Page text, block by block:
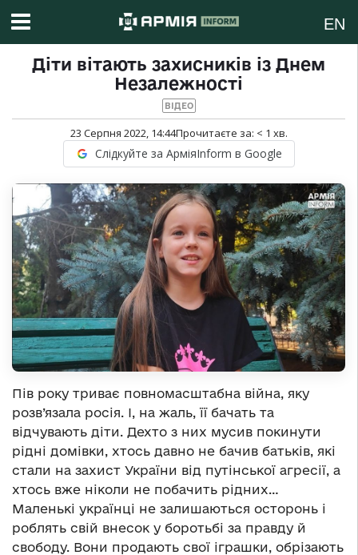
EN
Діти вітають захисників із Днем
Незалежності
ВІДЕО
23 Серпня 2022, 14:44Прочитаєте за: < 1 хв.
Слідкуйте за АрміяInform в Google
Пів року триває повномасштабна війна, яку
розв’язала росія. І, на жаль, її бачать та
відчувають діти. Дехто з них мусив покинути
рідні домівки, хтось давно не бачив батьків, які
стали на захист України від путінської агресії, а
хтось вже ніколи не побачить рідних…
Маленькі українці не залишаються осторонь і
роблять свій внесок у боротьбі за правду й
свободу. Вони продають свої іграшки, обрізають